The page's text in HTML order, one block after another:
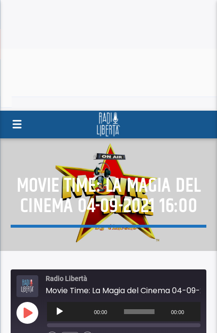
MOVIE TIME: LA MAGIA DEL
CINEMA 04-09-2021 16:00
Radio Libertà
Play
Episode
Audio
Player
00:00 00:00